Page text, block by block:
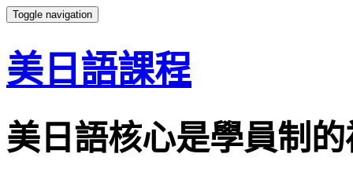
Toggle navigation
美日語課程
美日語核心是學員制